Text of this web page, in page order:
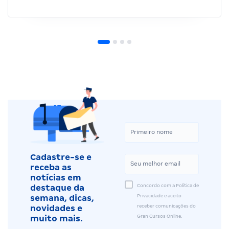
Cadastre-se e
receba as
notícias em
destaque da
semana, dicas,
novidades e
muito mais.
Concordo com a Política de
Privacidade e aceito
receber comunicações do
Gran Cursos Online.